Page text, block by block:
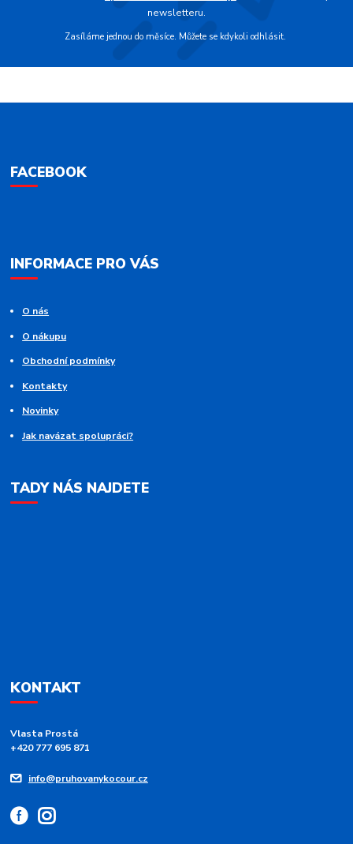
newsletteru.
Zasíláme jednou do měsíce. Můžete se kdykoli odhlásit.
FACEBOOK
INFORMACE PRO VÁS
O nás
O nákupu
Obchodní podmínky
Kontakty
Novinky
Jak navázat spolupráci?
TADY NÁS NAJDETE
KONTAKT
Vlasta Prostá
+420 777 695 871
info@pruhovanykocour.cz